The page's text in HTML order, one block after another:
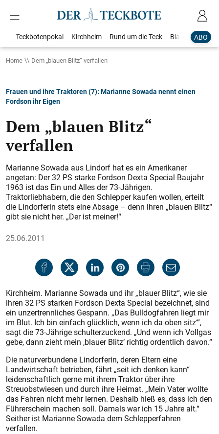
ABO
Teckbotenpokal Kirchheim Rund um die Teck Blaulicht
Home Dem „blauen Blitz“ verfallen
Frauen und ihre Traktoren (7): Marianne Sowada nennt einen
Fordson ihr Eigen
Dem „blauen Blitz“
verfallen
Marianne Sowada aus Lindorf hat es ein Amerikaner
angetan: Der 32 PS starke Fordson Dexta Special Baujahr
1963 ist das Ein und Alles der 73-Jährigen.
Traktorliebhabern, die den Schlepper kaufen wollen, erteilt
die Lindorferin stets eine Absage – denn ihren „blauen Blitz“
gibt sie nicht her. „Der ist meiner!“
25.06.2011
Kirchheim. Marianne Sowada und ihr „blauer Blitz“, wie sie
ihren 32 PS starken Fordson Dexta Special bezeichnet, sind
ein unzertrennliches Gespann. „Das Bulldogfahren liegt mir
im Blut. Ich bin einfach glücklich, wenn ich da oben sitz‘“,
sagt die 73-Jährige schulterzuckend. „Und wenn ich Vollgas
gebe, dann zieht mein ,blauer Blitz‘ richtig ordentlich davon.“
Die naturverbundene Lindorferin, deren Eltern eine
Landwirtschaft betrieben, fährt „seit ich denken kann“
leidenschaftlich gerne mit ihrem Traktor über ihre
Streuobstwiesen und durch ihre Heimat. „Mein Vater wollte
das Fahren nicht mehr lernen. Deshalb hieß es, dass ich den
Führerschein machen soll. Damals war ich 15 Jahre alt.“
Seither ist Marianne Sowada dem Schlepperfahren
verfallen.